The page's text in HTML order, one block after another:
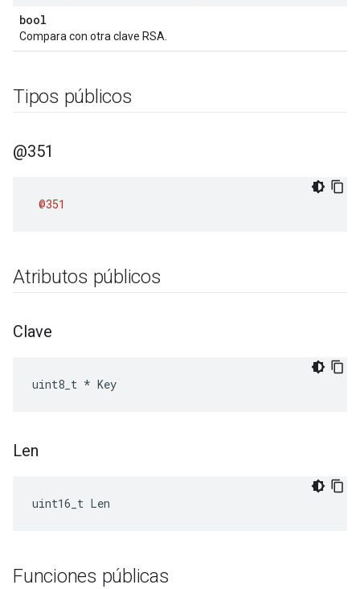
bool
Compara con otra clave RSA.
Tipos públicos
@351
@351
Atributos públicos
Clave
uint8_t * Key
Len
uint16_t Len
Funciones públicas